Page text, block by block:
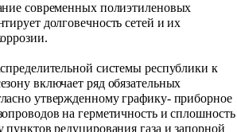
современных полиэтиленовых
долговечность сетей и их
системы республики к
включает ряд обязательных
утвержденному графику- приборное
на герметичность и сплошность
пунктов редуцирования газа и запорной